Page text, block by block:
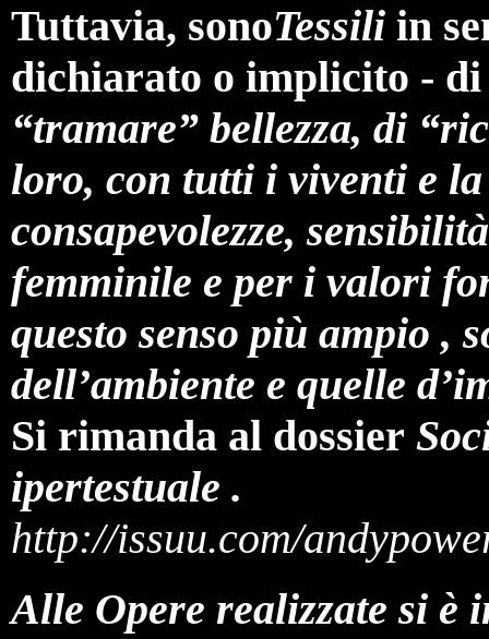
Tuttavia, sonoTessili in
dichiarato o implicito - di
“tramare” bellezza, di
loro, con tutti i viventi e
consapevolezze,
femminile e per i valori
questo senso più ampio ,
dell’ambiente e quelle
Si rimanda al dossier
ipertestuale .
http://issuu.com/
Alle Opere realizzate si è